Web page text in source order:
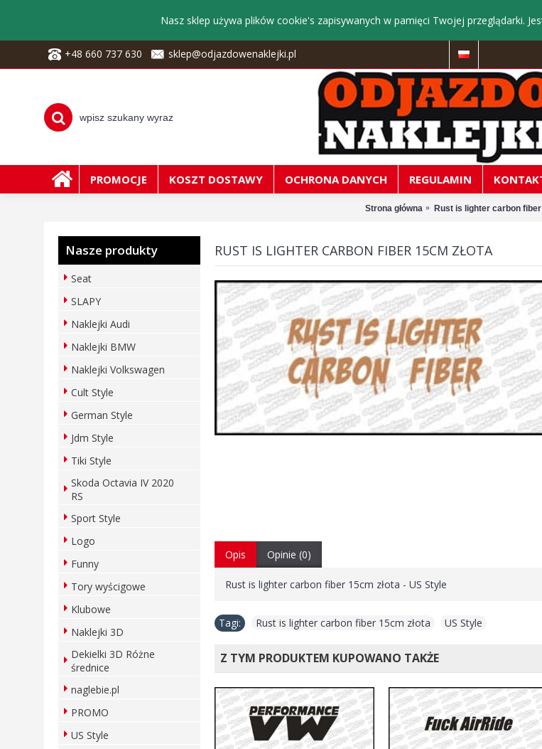
Nasz sklep używa plików cookie's zapisywanych w pamięci Twojej przeglądarki.
+48 660 737 630 sklep@odjazdowenaklejki.pl
PROMOCJE KOSZT DOSTAWY OCHRONA DANYCH REGULAMIN
Strona główna Rust is lighter carbon fiber
Nasze produkty
Seat
SLAPY
Naklejki Audi
Naklejki BMW
Naklejki Volkswagen
Cult Style
German Style
Jdm Style
Tiki Style
Skoda Octavia IV 2020
RS
Sport Style
Logo
Funny
Tory wyścigowe
Klubowe
Naklejki 3D
Dekielki 3D Różne
średnice
naglebie.pl
PROMO
US Style
RUST IS LIGHTER CARBON FIBER 15CM ZŁOTA
Opis Opinie (0)
Rust is lighter carbon fiber 15cm złota - US Style
Tagi: Rust is lighter carbon fiber 15cm złota US Style
Z TYM PRODUKTEM KUPOWANO TAKŻE